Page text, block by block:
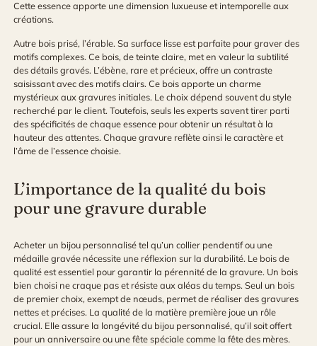
Cette essence apporte une dimension luxueuse et intemporelle aux
créations.
Autre bois prisé, l’érable. Sa surface lisse est parfaite pour graver des
motifs complexes. Ce bois, de teinte claire, met en valeur la subtilité
des détails gravés. L’ébène, rare et précieux, offre un contraste
saisissant avec des motifs clairs. Ce bois apporte un charme
mystérieux aux gravures initiales. Le choix dépend souvent du style
recherché par le client. Toutefois, seuls les experts savent tirer parti
des spécificités de chaque essence pour obtenir un résultat à la
hauteur des attentes. Chaque gravure reflète ainsi le caractère et
l’âme de l’essence choisie.
L’importance de la qualité du bois
pour une gravure durable
Acheter un bijou personnalisé tel qu’un collier pendentif ou une
médaille gravée nécessite une réflexion sur la durabilité. Le bois de
qualité est essentiel pour garantir la pérennité de la gravure. Un bois
bien choisi ne craque pas et résiste aux aléas du temps. Seul un bois
de premier choix, exempt de nœuds, permet de réaliser des gravures
nettes et précises. La qualité de la matière première joue un rôle
crucial. Elle assure la longévité du bijou personnalisé, qu’il soit offert
pour un anniversaire ou une fête spéciale comme la fête des mères.